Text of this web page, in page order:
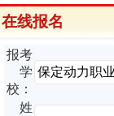
在线报名
报考
学
校：
姓